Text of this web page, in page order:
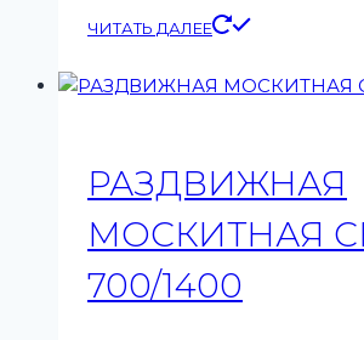
ЧИТАТЬ ДАЛЕЕ
РАЗДВИЖНАЯ
МОСКИТНАЯ
700/1400